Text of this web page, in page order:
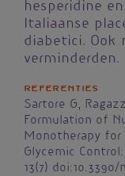
hesperidine
Italiaanse
diabetici. Ook
verminderden.
Referenties
Sartore G,
Formulation of
Monotherapy for
Glycemic
13(7) doi:10.3390/